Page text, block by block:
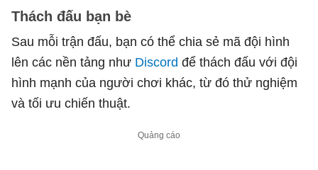
Thách đấu bạn bè
Sau mỗi trận đấu, bạn có thể chia sẻ mã đội hình
lên các nền tảng như Discord để thách đấu với đội
hình mạnh của người chơi khác, từ đó thử nghiệm
và tối ưu chiến thuật.